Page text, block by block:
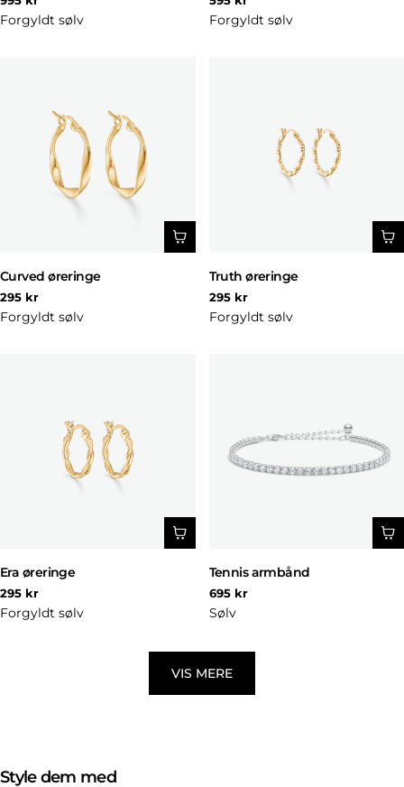
pris
Forgyldt sølv
pris
Forgyldt sølv
Curved øreringe
Normal
pris
295 kr
Forgyldt sølv
Truth øreringe
Normal
pris
295 kr
Forgyldt sølv
Era øreringe
Normal
pris
295 kr
Forgyldt sølv
Tennis armbånd
Normal
pris
695 kr
Sølv
VIS MERE
Style dem med